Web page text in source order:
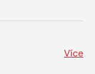
Více